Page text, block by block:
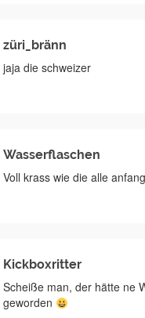
züri_bränn
jaja die schweizer
Wasserflaschen
Voll krass wie die alle
Kickboxritter
Scheiße man, der hätte ne
geworden